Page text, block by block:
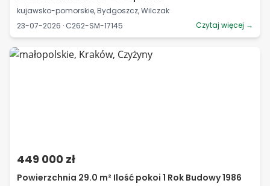
kujawsko-pomorskie, Bydgoszcz, Wilczak
23-07-2026 · C262-SM-17145
Czytaj więcej →
449 000 zł
Powierzchnia 29.0 m² Ilość pokoi 1 Rok Budowy 1986